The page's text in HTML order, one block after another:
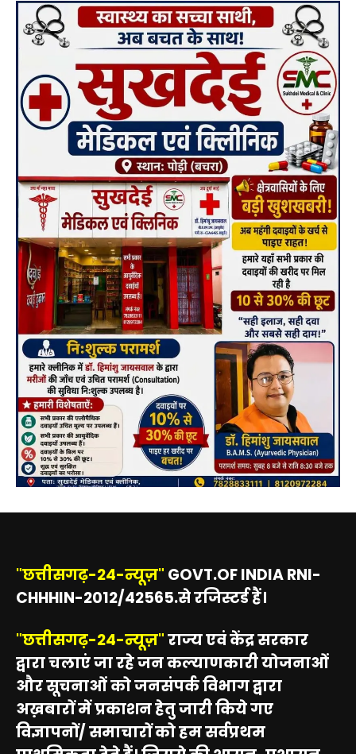
"छत्तीसगढ़-24-न्यूज़" GOVT.OF INDIA RNI-
CHHHIN-2012/42565.से रजिस्टर्ड हैं।
"छत्तीसगढ़-24-न्यूज़"राज्य एवं केंद्र सरकार
द्वारा चलाएं जा रहे जन कल्याणकारी योजनाओं
और सूचनाओं को जनसंपर्क विभाग द्वारा
अख़बारों में प्रकाशन हेतु जारी किये गए
विज्ञापनों/ समाचारों को हम सर्वप्रथम